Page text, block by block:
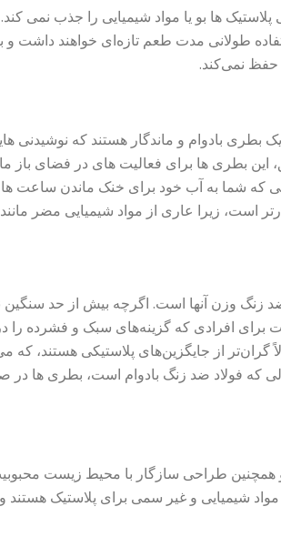
ها بو یا مواد شیمیایی را جذب نمی کند.
طولانی مدت طعم تازه‌ای خواهند داشت
حفظ نمی‌کند.
بادوام و ماندگار هستند که نوشیدنی
این بطری ها برای فعالیت های در فضای باز
که شما به آب خود برای خنک ماندن ساعت ها
وزن آنها است. اگرچه بیش از حد سنگین
افرادی که گزینه‌های سبک و فشرده را
از جایگزین‌های پلاستیکی هستند، که
حالی که فولاد ضد زنگ بادوام است، بطری ها
طراحی سازگار با محیط زیست محبوبیت
شیمیایی و غیر سمی برای پلاستیک